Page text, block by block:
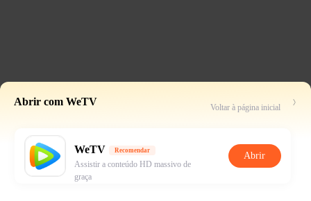
Abrir com WeTV Voltar à página inicial
WeTV Recomendar
Assistir a conteúdo HD massivo de
graça
Abrir